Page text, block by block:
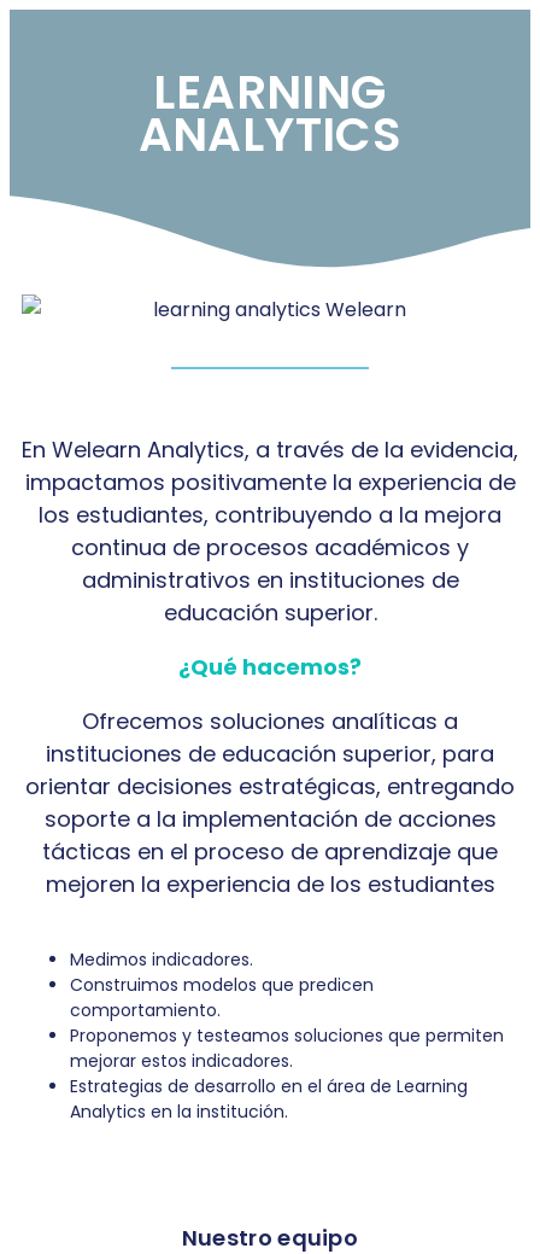
LEARNING
ANALYTICS
En Welearn Analytics, a través de la evidencia,
impactamos positivamente la experiencia de
los estudiantes, contribuyendo a la mejora
continua de procesos académicos y
administrativos en instituciones de
educación superior.
¿Qué hacemos?
Ofrecemos soluciones analíticas a
instituciones de educación superior, para
orientar decisiones estratégicas, entregando
soporte a la implementación de acciones
tácticas en el proceso de aprendizaje que
mejoren la experiencia de los estudiantes
Medimos indicadores.
Construimos modelos que predicen
comportamiento.
Proponemos y testeamos soluciones que permiten
mejorar estos indicadores.
Estrategias de desarrollo en el área de Learning
Analytics en la institución.
Nuestro equipo